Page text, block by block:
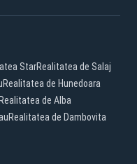
StarRealitatea de Salaj
Realitatea de Hunedoara
Realitatea de Alba
Realitatea de Dambovita